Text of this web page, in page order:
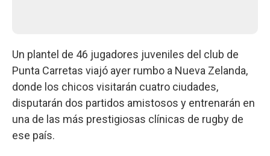
Un plantel de 46 jugadores juveniles del club de
Punta Carretas viajó ayer rumbo a Nueva Zelanda,
donde los chicos visitarán cuatro ciudades,
disputarán dos partidos amistosos y entrenarán en
una de las más prestigiosas clínicas de rugby de
ese país.